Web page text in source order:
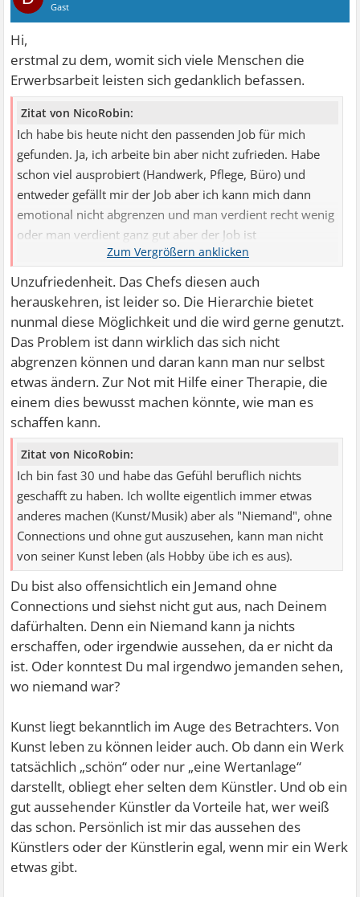
Gast
Hi,
erstmal zu dem, womit sich viele Menschen die
Erwerbsarbeit leisten sich gedanklich befassen.
Zitat von NicoRobin:
Ich habe bis heute nicht den passenden Job für mich
gefunden. Ja, ich arbeite bin aber nicht zufrieden. Habe
schon viel ausprobiert (Handwerk, Pflege, Büro) und
entweder gefällt mir der Job aber ich kann mich dann
emotional nicht abgrenzen und man verdient recht wenig
oder man verdient ganz gut aber der Job ist
unzufriedenstellend und die Vorgesetzten behandeln
einen von Oben herab.
Unzufriedenheit. Das Chefs diesen auch
herauskehren, ist leider so. Die Hierarchie bietet
nunmal diese Möglichkeit und die wird gerne genutzt.
Das Problem ist dann wirklich das sich nicht
abgrenzen können und daran kann man nur selbst
etwas ändern. Zur Not mit Hilfe einer Therapie, die
einem dies bewusst machen könnte, wie man es
schaffen kann.
Zitat von NicoRobin:
Ich bin fast 30 und habe das Gefühl beruflich nichts
geschafft zu haben. Ich wollte eigentlich immer etwas
anderes machen (Kunst/Musik) aber als "Niemand", ohne
Connections und ohne gut auszusehen, kann man nicht
von seiner Kunst leben (als Hobby übe ich es aus).
Du bist also offensichtlich ein Jemand ohne
Connections und siehst nicht gut aus, nach Deinem
dafürhalten. Denn ein Niemand kann ja nichts
erschaffen, oder irgendwie aussehen, da er nicht da
ist. Oder konntest Du mal irgendwo jemanden sehen,
wo niemand war?
Kunst liegt bekanntlich im Auge des Betrachters. Von
Kunst leben zu können leider auch. Ob dann ein Werk
tatsächlich „schön“ oder nur „eine Wertanlage“
darstellt, obliegt eher selten dem Künstler. Und ob ein
gut aussehender Künstler da Vorteile hat, wer weiß
das schon. Persönlich ist mir das aussehen des
Künstlers oder der Künstlerin egal, wenn mir ein Werk
etwas gibt.